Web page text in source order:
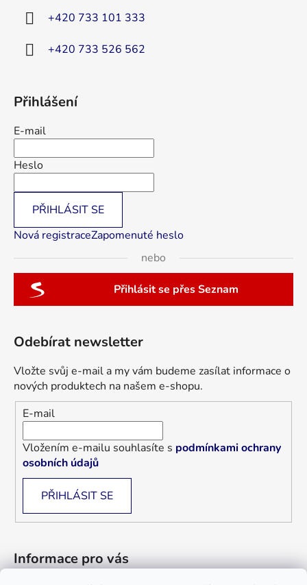
+420 733 101 333
+420 733 526 562
Přihlášení
E-mail
Heslo
PŘIHLÁSIT SE
Nová registraceZapomenuté heslo
nebo
Přihlásit se přes Seznam
Odebírat newsletter
Vložte svůj e-mail a my vám budeme zasílat informace o
nových produktech na našem e-shopu.
E-mail
Vložením e-mailu souhlasíte s podmínkami ochrany
osobních údajů
PŘIHLÁSIT SE
Informace pro vás